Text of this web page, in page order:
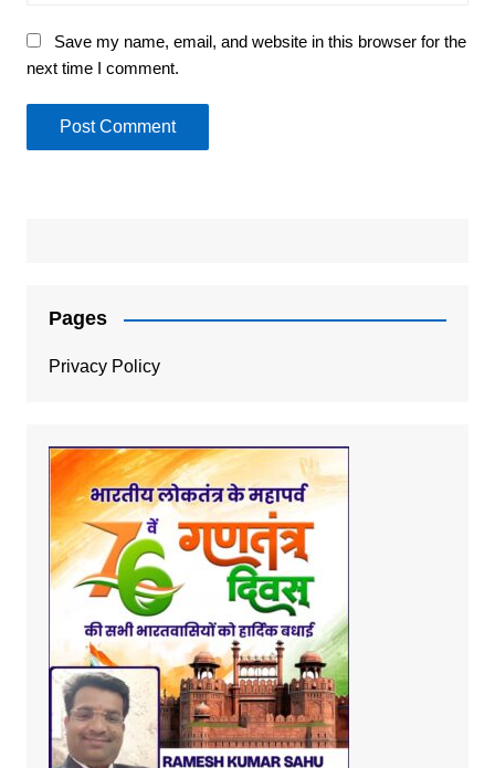
Save my name, email, and website in this browser for the
next time I comment.
Pages
Privacy Policy